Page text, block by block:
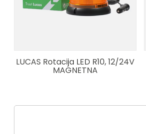
LUCAS Rotacija LED R10, 12/24V
MAGNETNA